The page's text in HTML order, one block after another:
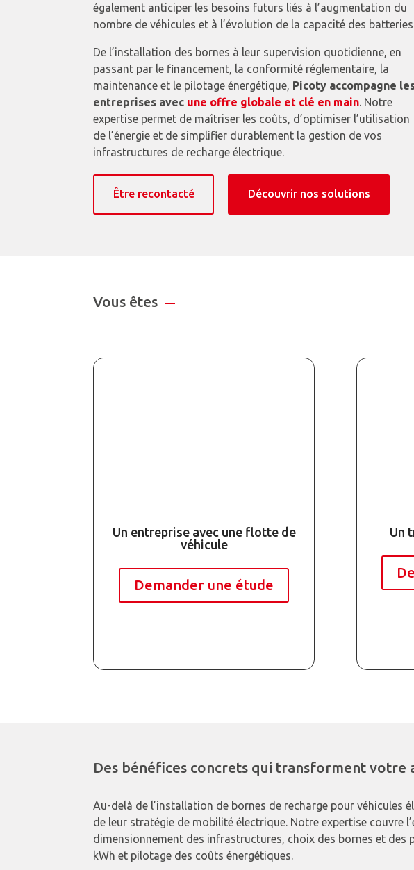
également anticiper les besoins futurs liés à l’augmentation du
nombre de véhicules et à l’évolution de la capacité des
De l’installation des bornes à leur supervision quotidienne, en
passant par le financement, la conformité réglementaire, la
maintenance et le pilotage énergétique, Picoty accompagne
entreprises avec une offre globale et clé en main. Notre
expertise permet de maîtriser les coûts, d’optimiser l’utilisation
de l’énergie et de simplifier durablement la gestion de vos
infrastructures de recharge électrique.
Être recontacté Découvrir nos solutions
Vous êtes—
Un entreprise avec une flotte de
véhicule
Demander une étude
Un
Des bénéfices concrets qui transforment votre
Au-delà de l’installation de bornes de recharge pour véhicules
de leur stratégie de mobilité électrique. Notre expertise couvre
dimensionnement des infrastructures, choix des bornes et
kWh et pilotage des coûts énergétiques.